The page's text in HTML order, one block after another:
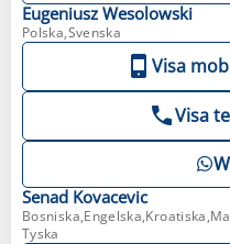
Eugeniusz Wesolowski
Polska,Svenska
Visa
Visa
Senad Kovacevic
Tyska